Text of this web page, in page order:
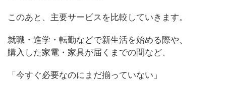
このあと、主要サービスを比較していきます。
就職・進学・転勤などで新生活を始める際や、
購入した家電・家具が届くまでの間など、
「今すぐ必要なのにまだ揃っていない」